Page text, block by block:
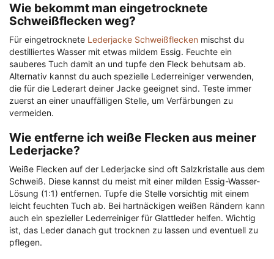
Wie bekommt man eingetrocknete
Schweißflecken weg?
Für eingetrocknete Lederjacke Schweißflecken mischst du
destilliertes Wasser mit etwas mildem Essig. Feuchte ein
sauberes Tuch damit an und tupfe den Fleck behutsam ab.
Alternativ kannst du auch spezielle Lederreiniger verwenden,
die für die Lederart deiner Jacke geeignet sind. Teste immer
zuerst an einer unauffälligen Stelle, um Verfärbungen zu
vermeiden.
Wie entferne ich weiße Flecken aus meiner
Lederjacke?
Weiße Flecken auf der Lederjacke sind oft Salzkristalle aus dem
Schweiß. Diese kannst du meist mit einer milden Essig-Wasser-
Lösung (1:1) entfernen. Tupfe die Stelle vorsichtig mit einem
leicht feuchten Tuch ab. Bei hartnäckigen weißen Rändern kann
auch ein spezieller Lederreiniger für Glattleder helfen. Wichtig
ist, das Leder danach gut trocknen zu lassen und eventuell zu
pflegen.